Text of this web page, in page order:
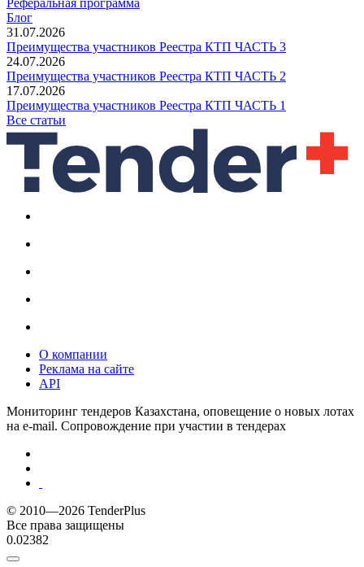
Блог
31.07.2026
Преимущества участников Реестра КТП ЧАСТЬ 3
24.07.2026
Преимущества участников Реестра КТП ЧАСТЬ 2
17.07.2026
Преимущества участников Реестра КТП ЧАСТЬ 1
Все статьи
О компании
Реклама на сайте
API
Мониторинг тендеров Казахстана, оповещение о новых лотах
на e-mail. Сопровождение при участии в тендерах
© 2010—2026 TenderPlus
Все права защищены
0.02382